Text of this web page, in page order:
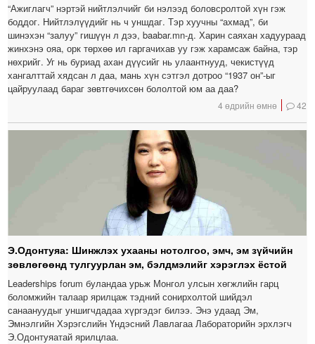
“Ажиглагч” нэртэй нийтлэлчийг би нэлээд боловсролтой хүн гэж
боддог. Нийтлэлүүдийг нь ч уншдаг. Тэр хуучны “ахмад”, би
шинэхэн “залуу” гишүүн л дээ, baabar.mn-д. Харин саяхан хадуураад
жинхэнэ ояа, орк төрхөө ил гаргачихав уу гэж харамсаж байна, тэр
нөхрийг. Уг нь буриад ахан дүүсийг нь улаантнууд, чекистүүд
хангалттай хядсан л даа, мань хүн сэтгэл дотроо “1937 он”-ыг
цайруулаад бараг зөвтгөчихсөн бололтой юм аа даа?
4 өдрийн өмнө 42
Э.Одонтуяа: Шинжлэх ухааны нотолгоо, эмч, эм зүйчийн
зөвлөгөөнд тулгуурлан эм, бэлдмэлийг хэрэглэх ёстой
Leaderships forum буландаа урьж Монгол улсын хөгжлийн гарц
боломжийн талаар ярилцаж тэдний сонирхолтой шийдэл
санаануудыг уншигчдадаа хүргэдэг билээ. Энэ удаад Эм,
Эмнэлгийн Хэрэгслийн Үндэсний Лавлагаа Лабораторийн эрхлэгч
Э.Одонтуяатай ярилцлаа.